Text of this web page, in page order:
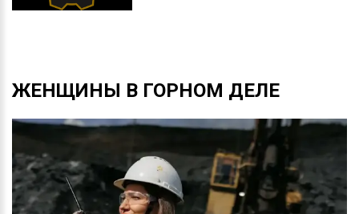
ЖЕНЩИНЫ В ГОРНОМ ДЕЛЕ